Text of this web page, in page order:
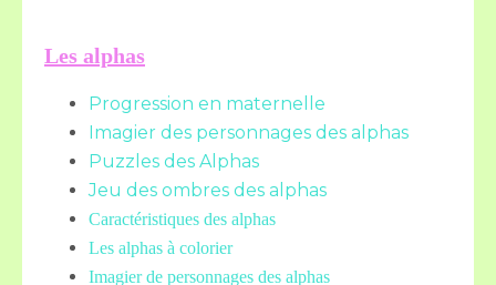
Les alphas
Progression en maternelle
Imagier des personnages des alphas
Puzzles des Alphas
Jeu des ombres des alphas
Caractéristiques des alphas
Les alphas à colorier
Imagier de personnages des alphas